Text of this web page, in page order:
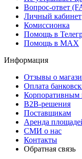
Вопрос-ответ
Личный кабинет
Комиссионка
Помощь в
Помощь в MAX
Информация
Отзывы о
Оплата
Корпоративным
B2B-решения
Поставщикам
Аренда
СМИ о нас
Контакты
Обратная связь